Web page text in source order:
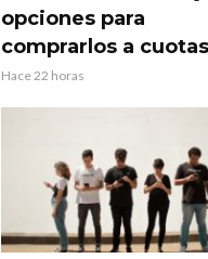
opciones para
comprarlos a cuotas
Hace 22 horas